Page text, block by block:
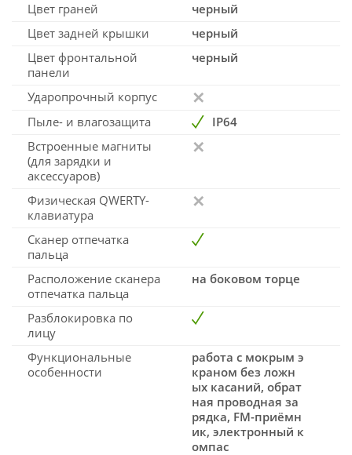
Цвет граней
черный
Цвет задней крышки
черный
Цвет фронтальной
панели
черный
Ударопрочный корпус
Пыле- и влагозащита
IP64
Встроенные магниты
(для зарядки и
аксессуаров)
Физическая QWERTY-
клавиатура
Сканер отпечатка
пальца
Расположение сканера
отпечатка пальца
на боковом торце
Разблокировка по
лицу
Функциональные
особенности
работа с мокрым э
краном без ложн
ых касаний, обрат
ная проводная за
рядка, FM-приёмн
ик, электронный к
омпас